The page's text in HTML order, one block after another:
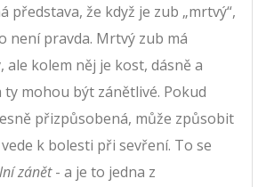
představa, že když je zub „mrtvý“,
není pravda. Mrtvý zub má
kolem něj je kost, dásně a
ty mohou být zánětlivé. Pokud
přizpůsobená, může způsobit
k bolesti při sevření. To se
zánět- a je to jedna z